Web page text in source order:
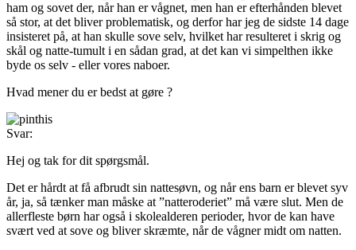
ham og sovet der, når han er vågnet, men han er efterhånden blevet
så stor, at det bliver problematisk, og derfor har jeg de sidste 14 dage
insisteret på, at han skulle sove selv, hvilket har resulteret i skrig og
skål og natte-tumult i en sådan grad, at det kan vi simpelthen ikke
byde os selv - eller vores naboer.
Hvad mener du er bedst at gøre ?
Svar:
Hej og tak for dit spørgsmål.
Det er hårdt at få afbrudt sin nattesøvn, og når ens barn er blevet syv
år, ja, så tænker man måske at ”natteroderiet” må være slut. Men de
allerfleste børn har også i skolealderen perioder, hvor de kan have
svært ved at sove og bliver skræmte, når de vågner midt om natten.